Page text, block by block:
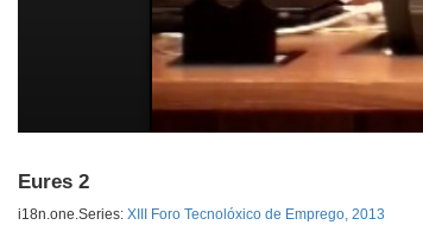
Eures 2
i18n.one.Series: XIII Foro Tecnolóxico de Emprego, 2013